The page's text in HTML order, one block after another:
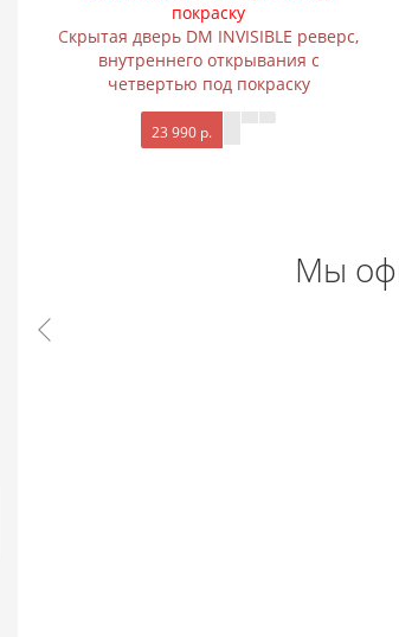
Скрытая дверь DM INVISIBLE реверс,
внутреннего открывания с
четвертью под покраску
23 990 р.
Мы